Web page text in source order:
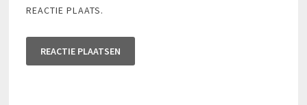
REACTIE PLAATS.